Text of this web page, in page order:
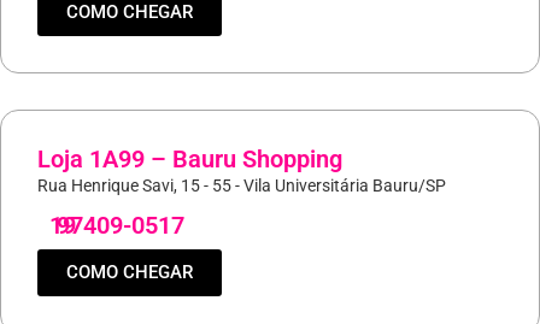
COMO CHEGAR
Loja 1A99 – Bauru Shopping
Rua Henrique Savi, 15 - 55 - Vila Universitária Bauru/SP
19
97409-0517
COMO CHEGAR